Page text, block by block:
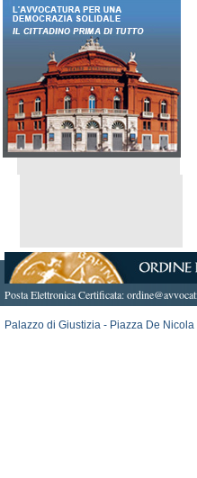
Posta Elettronica Certificata:
Palazzo di Giustizia - Piazza De